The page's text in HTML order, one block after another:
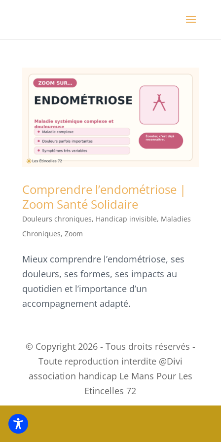
Comprendre l’endométriose |
Zoom Santé Solidaire
Douleurs chroniques, Handicap invisible, Maladies
Chroniques, Zoom
Mieux comprendre l’endométriose, ses
douleurs, ses formes, ses impacts au
quotidien et l’importance d’un
accompagnement adapté.
© Copyright 2026 - Tous droits réservés -
Toute reproduction interdite @Divi
association handicap Le Mans Pour Les
Etincelles 72